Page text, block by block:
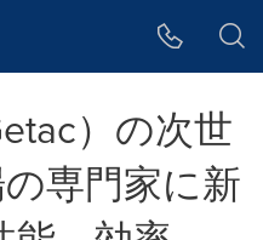
）の次世
専門家に新